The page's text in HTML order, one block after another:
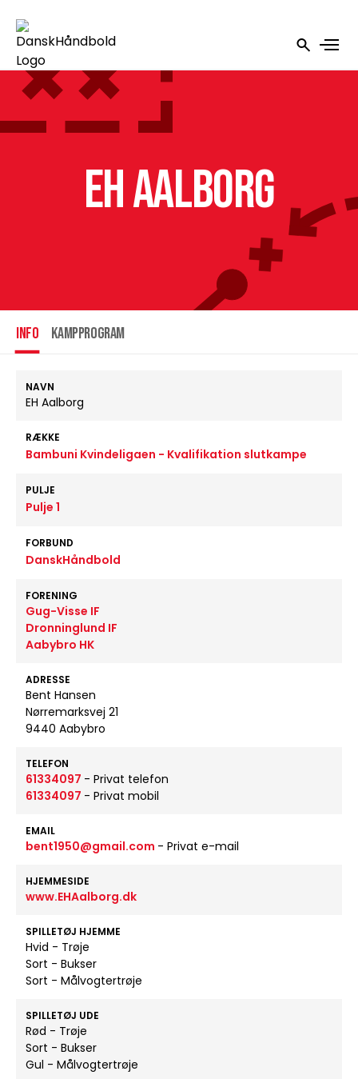
EH Aalborg
INFO Kampprogram
NAVN
EH Aalborg
RÆKKE
Bambuni Kvindeligaen - Kvalifikation slutkampe
PULJE
Pulje 1
FORBUND
DanskHåndbold
FORENING
Gug-Visse IF
Dronninglund IF
Aabybro HK
ADRESSE
Bent Hansen
Nørremarksvej 21
9440 Aabybro
TELEFON
61334097 - Privat telefon
61334097 - Privat mobil
EMAIL
bent1950@gmail.com - Privat e-mail
HJEMMESIDE
www.EHAalborg.dk
SPILLETØJ HJEMME
Hvid - Trøje
Sort - Bukser
Sort - Målvogtertrøje
SPILLETØJ UDE
Rød - Trøje
Sort - Bukser
Gul - Målvogtertrøje